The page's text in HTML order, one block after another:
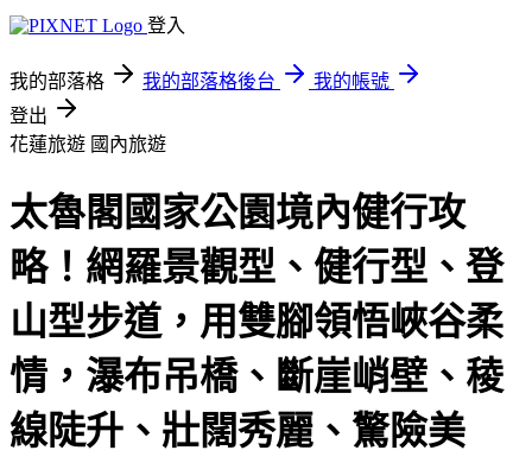
登入
我的部落格 我的部落格後台
我的帳號
登出
花蓮旅遊 國內旅遊
太魯閣國家公園境內健行攻
略！網羅景觀型、健行型、登
山型步道，用雙腳領悟峽谷柔
情，瀑布吊橋、斷崖峭壁、稜
線陡升、壯闊秀麗、驚險美